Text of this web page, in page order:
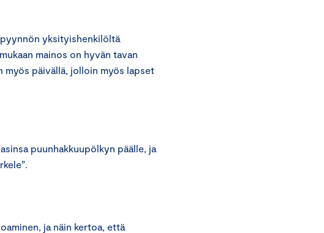
yksityishenkilöltä
mainos on hyvän tavan
myös päivällä, jolloin myös lapset
puunhakkuupölkyn päälle, ja
ja näin kertoa, että